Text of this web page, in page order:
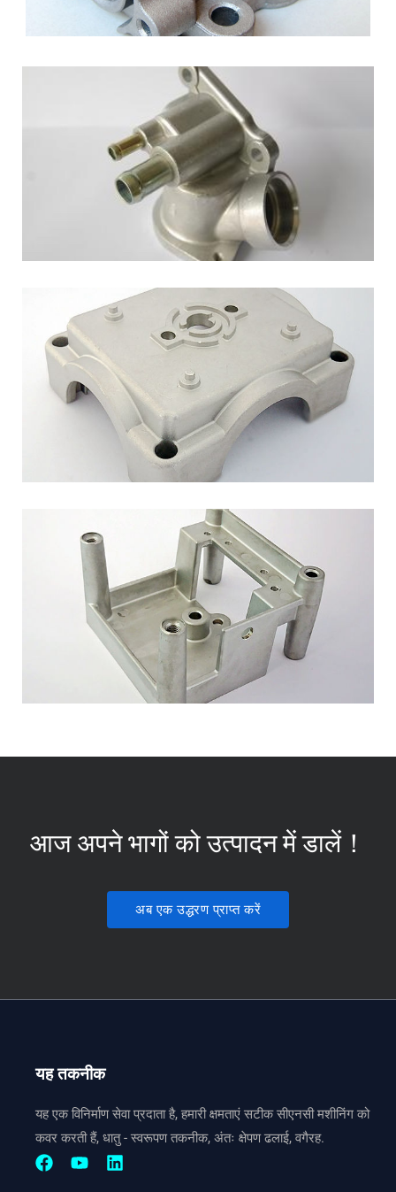
आज अपने भागों को उत्पादन में डालें！
अब एक उद्धरण प्राप्त करें
यह तकनीक
यह एक विनिर्माण सेवा प्रदाता है, हमारी क्षमताएं सटीक सीएनसी मशीनिंग को
कवर करती हैं, धातु - स्वरूपण तकनीक, अंतः क्षेपण ढलाई, वगैरह.